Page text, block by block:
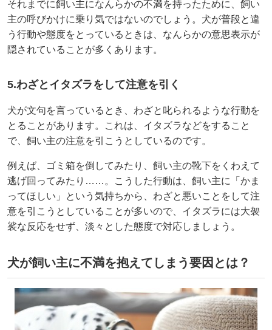
それまでに飼い主になんらかの不満を持ったために、飼い
主の呼びかけに乗り気ではないのでしょう。犬が普段と違
う行動や態度をとっているときは、なんらかの意思表示が
隠されていることが多くあります。
5.わざとイタズラをして注意を引く
犬が文句を言っているとき、わざと叱られるような行動を
とることがあります。これは、イタズラなどをすること
で、飼い主の注意を引こうとしているのです。
例えば、ゴミ箱を倒してみたり、飼い主の靴下をくわえて
逃げ回ってみたり……。こうした行動は、飼い主に「かま
ってほしい」という気持ちから、わざと悪いことをして注
意を引こうとしていることが多いので、イタズラには大袈
裟な反応をせず、淡々とした態度で対応しましょう。
犬が飼い主に不満を抱えてしまう要因とは？